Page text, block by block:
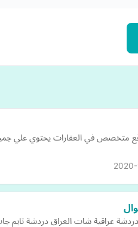
متخصص في العقارات يحتوي علي جميع
عراقية شات العراق دردشة تايم